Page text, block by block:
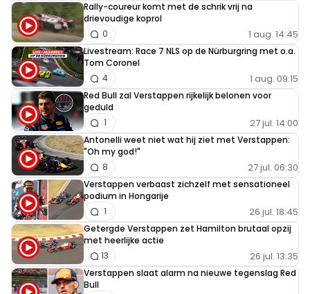
Rally-coureur komt met de schrik vrij na
drievoudige koprol
1 aug. 14:45
0
Livestream: Race 7 NLS op de Nürburgring met o.a.
Tom Coronel
1 aug. 09:15
4
Red Bull zal Verstappen rijkelijk belonen voor
geduld
27 jul. 14:00
1
Antonelli weet niet wat hij ziet met Verstappen:
"Oh my god!"
27 jul. 06:30
8
Verstappen verbaast zichzelf met sensationeel
podium in Hongarije
26 jul. 18:45
1
Getergde Verstappen zet Hamilton brutaal opzij
met heerlijke actie
26 jul. 13:35
13
Verstappen slaat alarm na nieuwe tegenslag Red
Bull